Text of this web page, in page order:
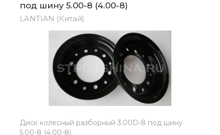
под шину 5.00-8 (4.00-8)
LANTIAN (Китай)
Диск колесный разборный 3.00D-8 под шину
5.00-8 (4.00-8).